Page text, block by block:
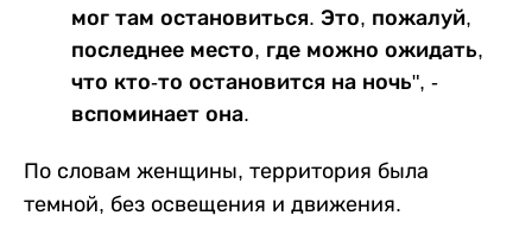
мог там остановиться. Это, пожалуй,
последнее место, где можно ожидать,
что кто-то остановится на ночь", -
вспоминает она.
По словам женщины, территория была
темной, без освещения и движения.